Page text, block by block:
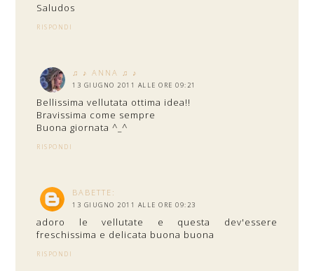
Saludos
RISPONDI
♫ ♪ ANNA ♫ ♪
13 GIUGNO 2011 ALLE ORE 09:21
Bellissima vellutata ottima idea!!
Bravissima come sempre
Buona giornata ^_^
RISPONDI
BABETTE:
13 GIUGNO 2011 ALLE ORE 09:23
adoro le vellutate e questa dev'essere
freschissima e delicata buona buona
RISPONDI